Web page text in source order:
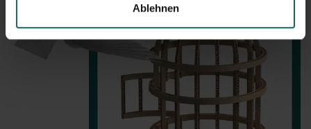
Ablehnen